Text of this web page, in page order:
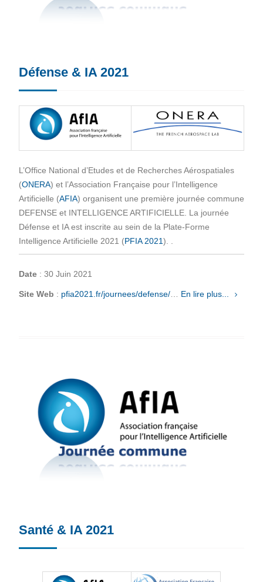
Défense & IA 2021
L’Office National d’Etudes et de Recherches Aérospatiales
(ONERA) et l’Association Française pour l’Intelligence
Artificielle (AFIA) organisent une première journée commune
DEFENSE et INTELLIGENCE ARTIFICIELLE. La journée
Défense et IA est inscrite au sein de la Plate-Forme
Intelligence Artificielle 2021 (PFIA 2021). .
Date: 30 Juin 2021
Site Web : pfia2021.fr/journees/defense/… En lire plus...
Santé & IA 2021